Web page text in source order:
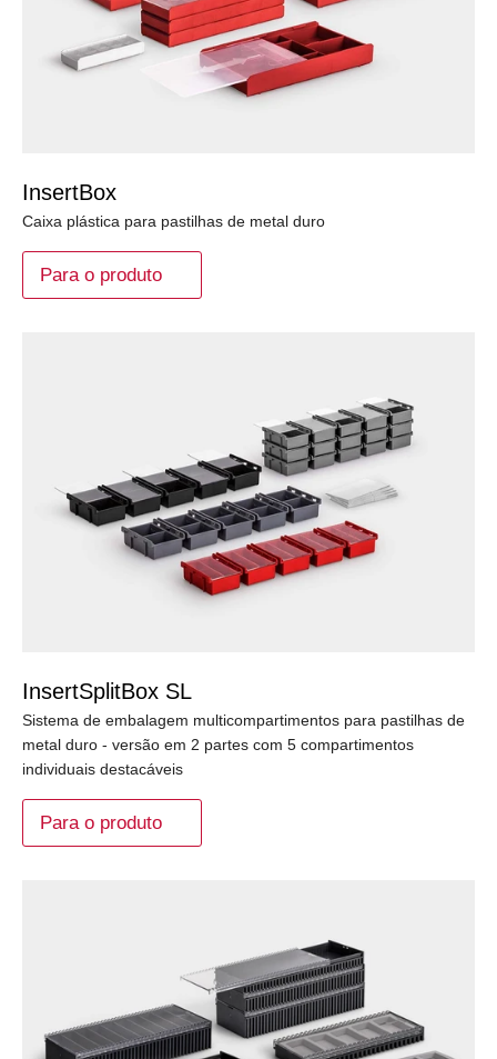
InsertBox
Caixa plástica para pastilhas de metal duro
Para o produto
InsertSplitBox SL
Sistema de embalagem multicompartimentos para pastilhas de
metal duro - versão em 2 partes com 5 compartimentos
individuais destacáveis
Para o produto